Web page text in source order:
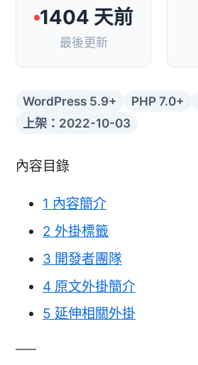
1404 天前
最後更新
WordPress 5.9+ PHP 7.0+
上架：2022-10-03
內容目錄
1 內容簡介
2 外掛標籤
3 開發者團隊
4 原文外掛簡介
5 延伸相關外掛